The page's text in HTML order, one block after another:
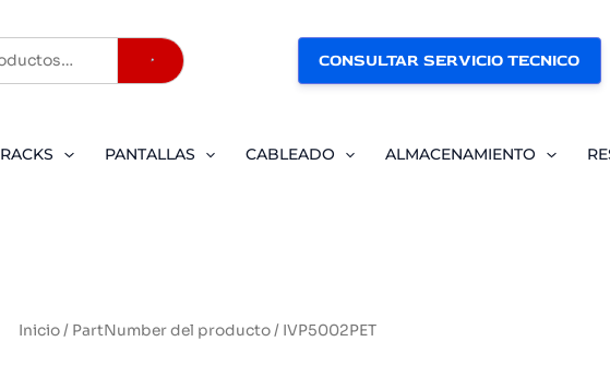
Buscar CONSULTAR SERVICIO TECNICO
RACKS PANTALLAS CABLEADO ALMACENAMIENTO
Inicio/ PartNumber del producto / IVP5002PET